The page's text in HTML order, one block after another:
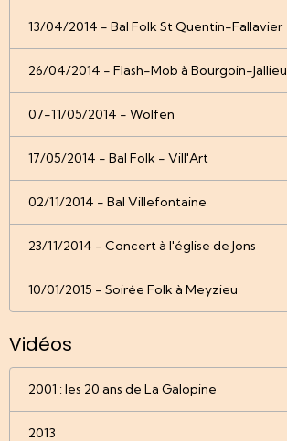
13/04/2014 - Bal Folk St Quentin-Fallavier
26/04/2014 - Flash-Mob à Bourgoin-Jallieu
07-11/05/2014 - Wolfen
17/05/2014 - Bal Folk - Vill'Art
02/11/2014 - Bal Villefontaine
23/11/2014 - Concert à l'église de Jons
10/01/2015 - Soirée Folk à Meyzieu
Vidéos
2001 : les 20 ans de La Galopine
2013